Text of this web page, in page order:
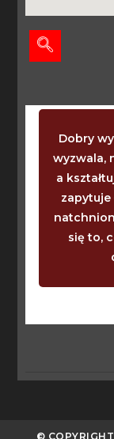
Dobry
wyzwala,
a
zapytuje
się to,
©